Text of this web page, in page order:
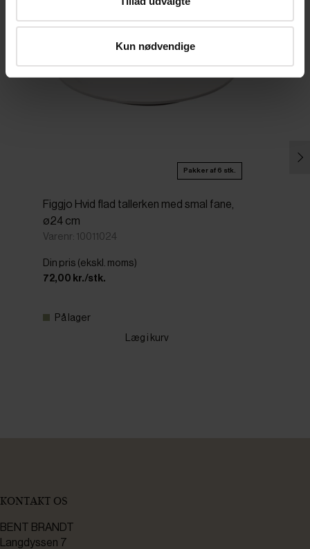
Kun nødvendige
Pakker af 6 stk.
Figgjo Hvid flad tallerken med smal fane,
ø24 cm
Varenr: 10011024
Din pris (ekskl. moms)
72,00 kr./stk.
På lager
Læg i kurv
KONTAKT OS
BENT BRANDT
Langdyssen 7